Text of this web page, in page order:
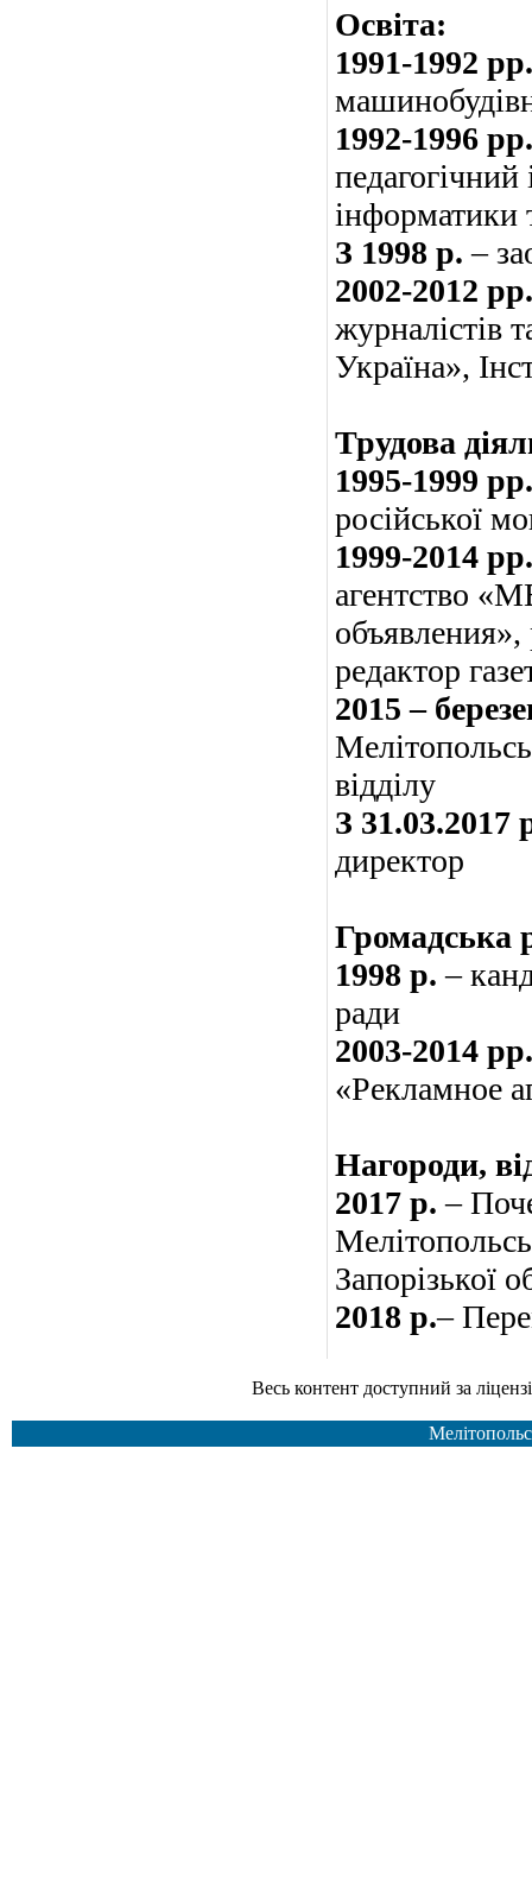
Освіта:
1991-1992 рр.
1992-1996 рр.
педагогічний
інформатики
З 1998 р. –
2002-2012 рр.
журналістів
Україна»,
Трудова
1995-1999 рр.
російської
1999-2014 рр.
агентство
редактор
2015 –
відділу
З 31.03.2017
директор
Громадська
1998 р. –
ради
2003-2014 рр.
«Рекламное
Нагороди,
2017 р. –
Запорізької
2018 р.–
Весь контент доступний за ліцензією Creative